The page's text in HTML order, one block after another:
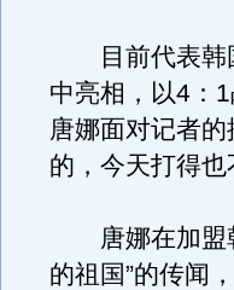
目前代表韩国
中亮相，以4：
唐娜面对记者
的，今天打得
唐娜在加盟韩
的祖国”的传闻